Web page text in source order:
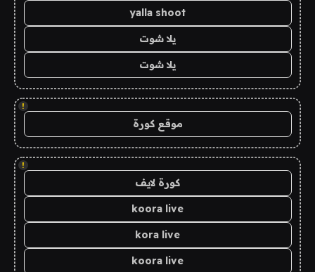
yalla shoot
يلا شوت
يلا شوت
!
موقع كورة
!
كورة لايف
koora live
kora live
koora live